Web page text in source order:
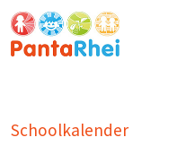
Schoolkalender